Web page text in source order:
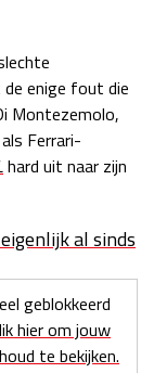
enige fout die
Montezemolo,
Ferrari-
hard uit naar zijn
al sinds
geblokkeerd
hier om jouw
te bekijken.